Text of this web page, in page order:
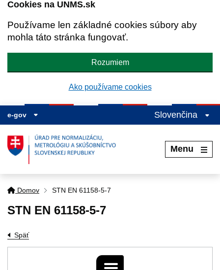
Cookies na UNMS.sk
Používame len základné cookies súbory aby
mohla táto stránka fungovať.
Rozumiem
Ako používame cookies
e-gov Slovenčina
Menu
Domov STN EN 61158-5-7
STN EN 61158-5-7
Späť